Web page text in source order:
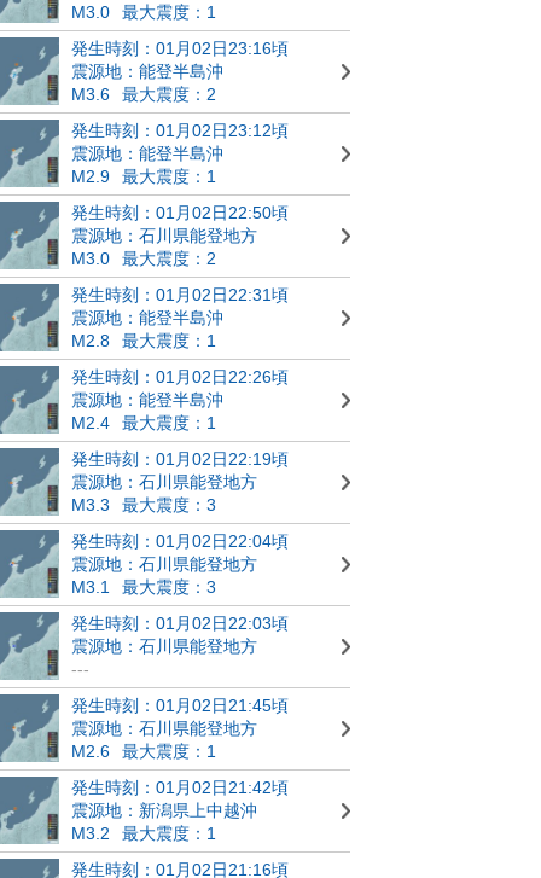
M3.0
最大震度：1
発生時刻：01月02日23:16頃
震源地：能登半島沖
M3.6
最大震度：2
発生時刻：01月02日23:12頃
震源地：能登半島沖
M2.9
最大震度：1
発生時刻：01月02日22:50頃
震源地：石川県能登地方
M3.0
最大震度：2
発生時刻：01月02日22:31頃
震源地：能登半島沖
M2.8
最大震度：1
発生時刻：01月02日22:26頃
震源地：能登半島沖
M2.4
最大震度：1
発生時刻：01月02日22:19頃
震源地：石川県能登地方
M3.3
最大震度：3
発生時刻：01月02日22:04頃
震源地：石川県能登地方
M3.1
最大震度：3
発生時刻：01月02日22:03頃
震源地：石川県能登地方
---
発生時刻：01月02日21:45頃
震源地：石川県能登地方
M2.6
最大震度：1
発生時刻：01月02日21:42頃
震源地：新潟県上中越沖
M3.2
最大震度：1
発生時刻：01月02日21:16頃